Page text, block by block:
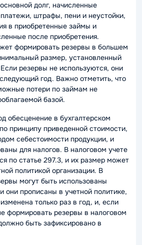
долг, начисленные
штрафы, пени и неустойки,
в приобретенные займы и
после приобретения.
формировать резервы в большем
размер, установленный
резервы не используются, они
год. Важно отметить, что
потери по займам не
базой.
обесценение в бухгалтерском
принципу приведенной стоимости,
себестоимости продукции, и
для налогов. В налоговом учете
по статье 297.3, и их размер может
политикой организации. В
могут быть использованы
они прописаны в учетной политике,
только раз в год, и, если
формировать резервы в налоговом
быть зафиксировано в